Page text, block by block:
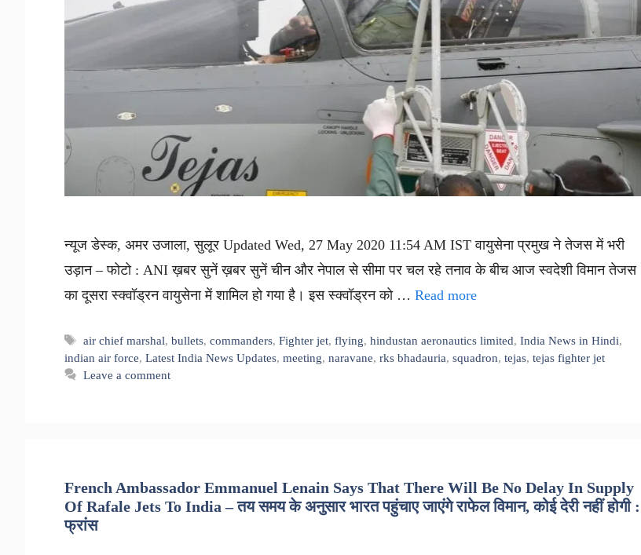
न्यूज डेस्क, अमर उजाला, सुलूर Updated Wed, 27 May 2020 11:54 AM IST वायुसेना प्रमुख ने तेजस में भरी
उड़ान – फोटो : ANI ख़बर सुनें ख़बर सुनें चीन और नेपाल से सीमा पर चल रहे तनाव के बीच आज स्वदेशी विमान तेजस
का दूसरा स्क्वॉड्रन वायुसेना में शामिल हो गया है। इस स्क्वॉड्रन को … Read more
Tags
air chief marshal,bullets,commanders,Fighter jet,flying,hindustan aeronautics limited,India News in Hindi,
indian air force, Latest India News Updates, meeting, naravane, rks bhadauria, squadron, tejas, tejas fighter jet
Leave a comment
French Ambassador Emmanuel Lenain Says That There Will Be No Delay In Supply
Of Rafale Jets To India – तय समय के अनुसार भारत पहुंचाए जाएंगे राफेल विमान, कोई देरी नहीं होगी :
फ्रांस